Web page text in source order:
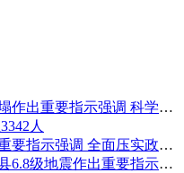
习近平对重庆彭水县山体崩塌作出重要指示强调 科学组织搜救 加强监测预警和巡查排险 切实保障人民群众生命财产安全 李强作出批示
人
习近平对防汛救灾工作作出重要指示强调 全面压实政治责任 落实落细各项防汛措施 全力保障人民生命财产安全 李强作出批示
习近平对西藏日喀则市定日县6.8级地震作出重要指示强调 全力开展人员搜救 最大限度减少人员伤亡 妥善安置受灾群众 确保安全温暖过冬 李强作出批示